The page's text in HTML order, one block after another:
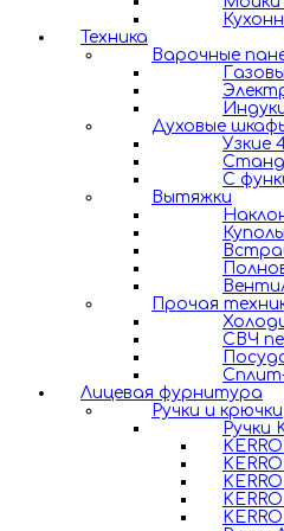
Техника
Варочные
Духовые
Узкие
С
Вытяжки
Прочая
СВЧ
Лицевая фурнитура
Ручки и крючки
Ручки